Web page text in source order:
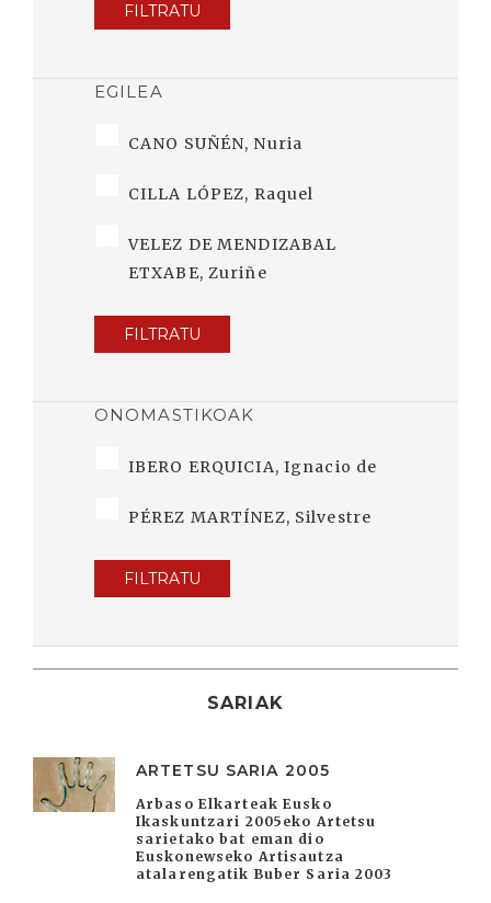
FILTRATU
EGILEA
CANO SUÑÉN, Nuria
CILLA LÓPEZ, Raquel
VELEZ DE MENDIZABAL
ETXABE, Zuriñe
FILTRATU
ONOMASTIKOAK
IBERO ERQUICIA, Ignacio de
PÉREZ MARTÍNEZ, Silvestre
FILTRATU
SARIAK
ARTETSU SARIA 2005
Arbaso Elkarteak Eusko
Ikaskuntzari 2005eko Artetsu
sarietako bat eman dio
Euskonewseko Artisautza
atalarengatik Buber Saria 2003